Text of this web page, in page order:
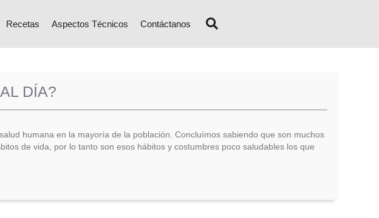
Recetas Aspectos Técnicos Contáctanos
DÍA?
humana en la mayoría de la población. Concluímos sabiendo que son muchos
de vida, por lo tanto son esos hábitos y costumbres poco saludables los que